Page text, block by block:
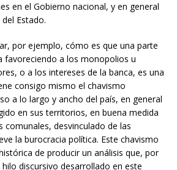
en el Gobierno nacional, y en general
Estado.
por ejemplo, cómo es que una parte
favoreciendo a los monopolios u
o a los intereses de la banca, es una
consigo mismo el chavismo
a lo largo y ancho del país, en general
en sus territorios, en buena medida
comunales, desvinculado de las
la burocracia política. Este chavismo
de producir un análisis que, por
discursivo desarrollado en este